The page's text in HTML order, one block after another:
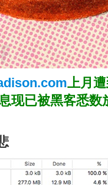
上月
现已被黑客悉